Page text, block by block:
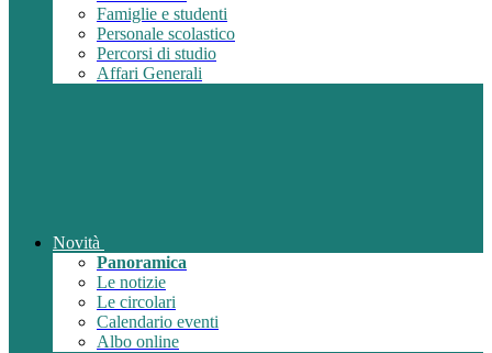
Famiglie e studenti
Personale scolastico
Percorsi di studio
Affari Generali
Novità
Panoramica
Le notizie
Le circolari
Calendario eventi
Albo online